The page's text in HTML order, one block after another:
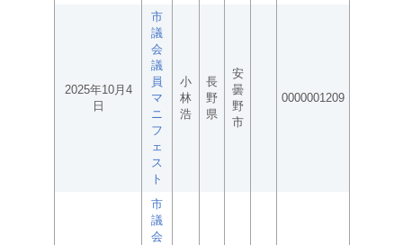
2025年10月4
日
市
議
会
議
員
マ
ニ
フ
ェ
ス
ト
小
林
浩
長
野
県
安
曇
野
市
0000001209
市
議
会